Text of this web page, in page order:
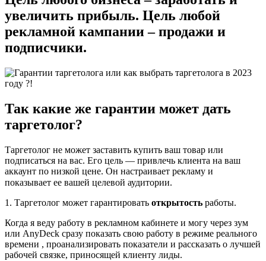
увеличить прибыль. Цель любой
рекламной кампании – продажи и
подписчики.
Так какие же гарантии может дать
таргетолог?
Таргетолог не может заставить купить ваш товар или
подписаться на вас. Его цель — привлечь клиента на ваш
аккаунт по низкой цене. Он настраивает рекламу и
показывает ее вашей целевой аудитории.⁣⁣⠀
1. Таргетолог может гарантировать открытость работы.
Когда я веду работу в рекламном кабинете и могу через зум
или AnyDeck сразу показать свою работу в режиме реального
времени , проанализировать показатели и рассказать о лучшей
рабочей связке, приносящей клиенту лиды.